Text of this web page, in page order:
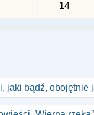
14
jaki bądź, obojętnie